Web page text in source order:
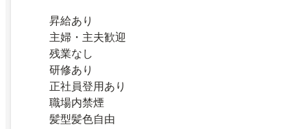
昇給あり
主婦・主夫歓迎
残業なし
研修あり
正社員登用あり
職場内禁煙
髪型髪色自由